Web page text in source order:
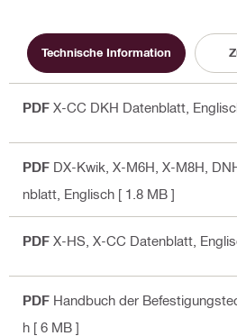
Technische Information
PDF X-CC DKH Datenblatt ,
PDF DX-Kwik, X-M6H, X-M8H,
nblatt , Englisch [ 1.8 MB ]
PDF X-HS, X-CC Datenblatt ,
PDF Handbuch der
h [ 6 MB ]